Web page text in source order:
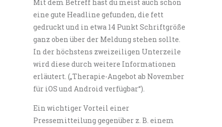
Mit dem Betreff hast du meist auch schon
eine gute Headline gefunden, die fett
gedruckt und in etwa 14 Punkt Schriftgröße
ganz oben über der Meldung stehen sollte.
In der höchstens zweizeiligen Unterzeile
wird diese durch weitere Informationen
erläutert. („Therapie-Angebot ab November
für iOS und Android verfügbar“).
Ein wichtiger Vorteil einer
Pressemitteilung gegenüber z. B. einem